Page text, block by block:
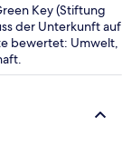
Key (Stiftung
der Unterkunft auf
bewertet: Umwelt,